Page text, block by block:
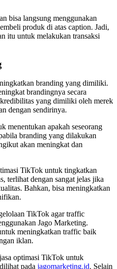
bisa langsung menggunakan
produk di atas caption. Jadi,
itu untuk melakukan transaksi
branding yang dimiliki.
brandingnya secara
yang dimiliki oleh merek
dengan sendirinya.
menentukan apakah seseorang
branding yang dilakukan
akan meningkat dan
TikTok untuk tingkatkan
terlihat dengan sangat jelas jika
Bahkan, bisa meningkatkan
TikTok agar traffic
Jago Marketing.
meningkatkan traffic baik
iklan.
optimasi TikTok untuk
pada jagomarketing.id. Selain